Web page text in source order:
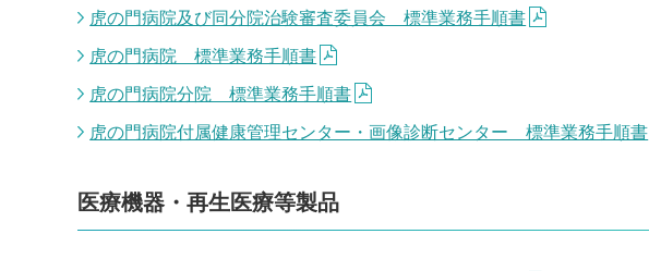
虎の門病院及び同分院治験審査委員会 標準業務手順書
虎の門病院 標準業務手順書
虎の門病院分院 標準業務手順書
虎の門病院付属健康管理センター・画像診断センター 標準業務手順書
医療機器・再生医療等製品